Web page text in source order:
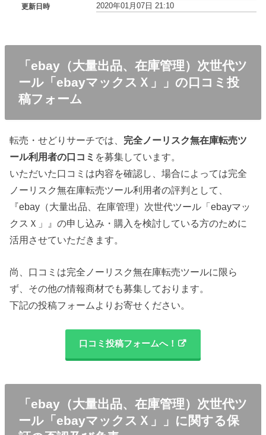
更新日時 2020年01月07日 21:10
「ebay（大量出品、在庫管理）次世代ツ
ール「ebayマックスＸ」」の口コミ投
稿フォーム
転売・せどりサーチでは、 完全ノーリスク無在庫転売ツ
ール利用者の口コミ を募集しています。
いただいた口コミは内容を確認し、場合によっては完全
ノーリスク無在庫転売ツール利用者の評判として、
『ebay（大量出品、在庫管理）次世代ツール「ebayマッ
クスＸ」』の申し込み・購入を検討している方のために
活用させていただきます。
尚、口コミは完全ノーリスク無在庫転売ツールに限ら
ず、その他の情報商材でも募集しております。
下記の投稿フォームよりお寄せください。
口コミ投稿フォームへ！
「ebay（大量出品、在庫管理）次世代ツ
ール「ebayマックスＸ」」に関する保